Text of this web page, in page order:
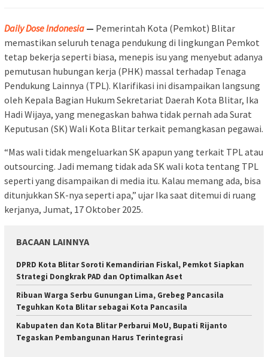
Daily Dose Indonesia — Pemerintah Kota (Pemkot) Blitar
memastikan seluruh tenaga pendukung di lingkungan Pemkot
tetap bekerja seperti biasa, menepis isu yang menyebut adanya
pemutusan hubungan kerja (PHK) massal terhadap Tenaga
Pendukung Lainnya (TPL). Klarifikasi ini disampaikan langsung
oleh Kepala Bagian Hukum Sekretariat Daerah Kota Blitar, Ika
Hadi Wijaya, yang menegaskan bahwa tidak pernah ada Surat
Keputusan (SK) Wali Kota Blitar terkait pemangkasan pegawai.
“Mas wali tidak mengeluarkan SK apapun yang terkait TPL atau
outsourcing. Jadi memang tidak ada SK wali kota tentang TPL
seperti yang disampaikan di media itu. Kalau memang ada, bisa
ditunjukkan SK-nya seperti apa,” ujar Ika saat ditemui di ruang
kerjanya, Jumat, 17 Oktober 2025.
BACAAN LAINNYA
DPRD Kota Blitar Soroti Kemandirian Fiskal, Pemkot Siapkan
Strategi Dongkrak PAD dan Optimalkan Aset
Ribuan Warga Serbu Gunungan Lima, Grebeg Pancasila
Teguhkan Kota Blitar sebagai Kota Pancasila
Kabupaten dan Kota Blitar Perbarui MoU, Bupati Rijanto
Tegaskan Pembangunan Harus Terintegrasi